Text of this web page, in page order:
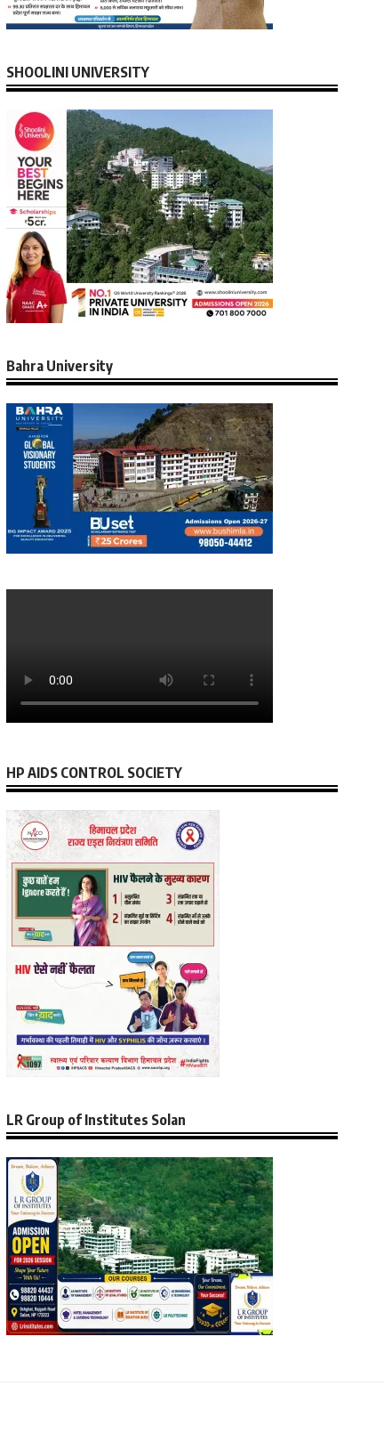
SHOOLINI UNIVERSITY
Bahra University
HP AIDS CONTROL SOCIETY
LR Group of Institutes Solan